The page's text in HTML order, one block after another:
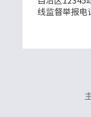
线监督举报电